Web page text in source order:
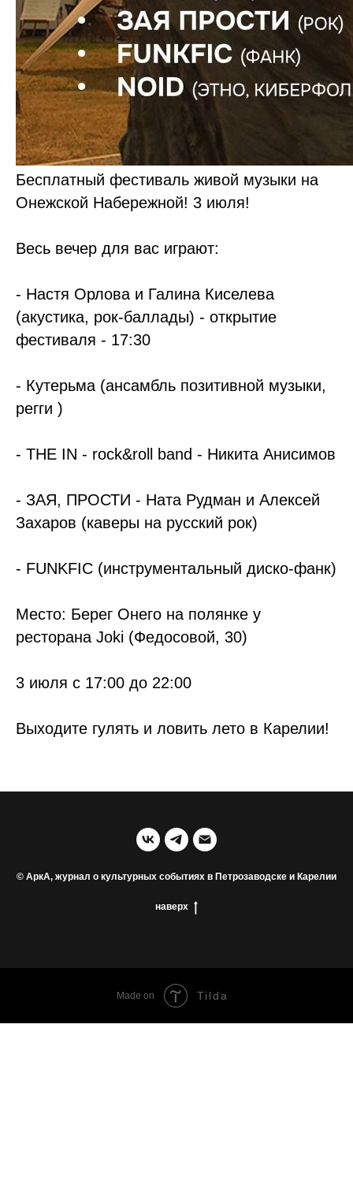
Бесплатный фестиваль живой музыки на
Онежской Набережной! 3 июля!
Весь вечер для вас играют:
- Настя Орлова и Галина Киселева
(акустика, рок-баллады) - открытие
фестиваля - 17:30
- Кутерьма (ансамбль позитивной музыки,
регги )
- THE IN - rock&roll band - Никита Анисимов
- ЗАЯ, ПРОСТИ - Ната Рудман и Алексей
Захаров (каверы на русский рок)
- FUNKFIC (инструментальный диско-фанк)
Место: Берег Онего на полянке у
ресторана Joki (Федосовой, 30)
3 июля с 17:00 до 22:00
Выходите гулять и ловить лето в Карелии!
© АркА, журнал о культурных событиях в Петрозаводске и Карелии
наверх
Made on Tilda